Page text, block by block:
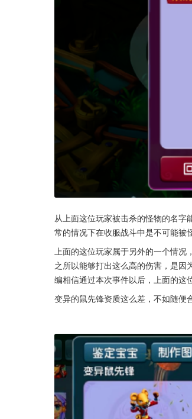
从上面这位玩家被击杀的怪物的名
常的情况下在收服战斗中是不可能被
上面的这位玩家属于另外的一个情况
之所以能够打出这么高的伤害，是
编相信通过本次事件以后，上面的这
变异的鼠先锋资质这么差，不如随便